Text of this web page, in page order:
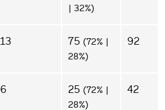
| 32%)
13 75 (72% |
28%)
92
6 25 (72% |
28%)
42